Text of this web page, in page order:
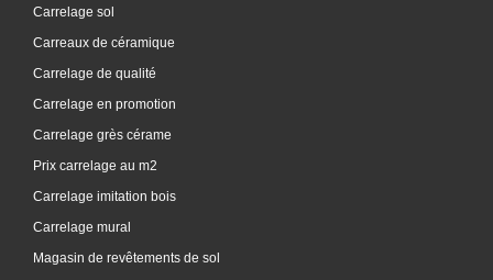
Carrelage sol
Carreaux de céramique
Carrelage de qualité
Carrelage en promotion
Carrelage grès cérame
Prix carrelage au m2
Carrelage imitation bois
Carrelage mural
Magasin de revêtements de sol